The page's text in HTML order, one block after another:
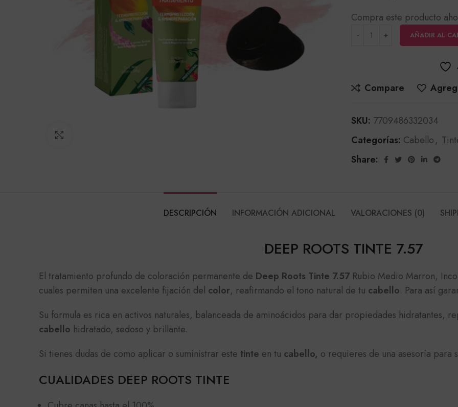
Compra este producto
AÑADIR AL
Compare
SKU: 7709486332034
Categorías: Cabello,
Share:
DESCRIPCIÓN INFORMACIÓN ADICIONAL VALORACIONES (0)
DEEP ROOTS TINTE 7.57
El tratamiento profundo de coloración permanente de Deep Roots Tinte 7.57Rubio Medio Marron,
cuales permiten una excelente fijación del color, reafirmando el tono natural de tu cabello. Para así
Su formula es rica en activos naturales, balanceada de aminoácidos para dar propiedades hidratantes,
cabello hidratado, sedoso y brillante.
Si tienes dudas de como aplicar o suministrar este tinte en tu cabello, o requieres de una asesoría para
CUALIDADES DEEP ROOTS TINTE